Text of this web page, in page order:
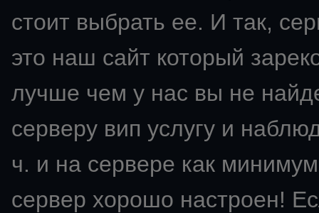
стоит выбрать ее. И так,
это наш сайт который
лучше чем у нас вы не
серверу вип услугу и
ч. и на сервере как
сервер хорошо настроен!